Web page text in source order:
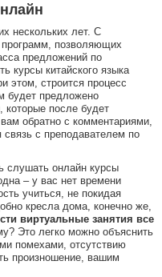
нескольких лет. С
позволяющих
предложений по
курсы китайского языка
этом, строится процесс
будет предложено
которые после будет
обратно с комментариями,
связь с преподавателем по
слушать онлайн курсы
– у вас нет времени
учиться, не покидая
кресла дома, конечно же,
виртуальные занятия все
Это легко можно объяснить
помехами, отсутствию
произношение, вашим